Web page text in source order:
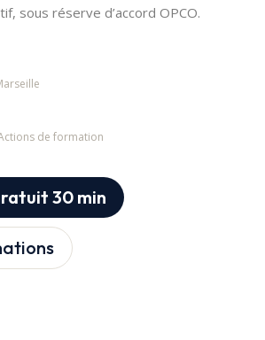
sous réserve d’accord OPCO.
de formation
30 min